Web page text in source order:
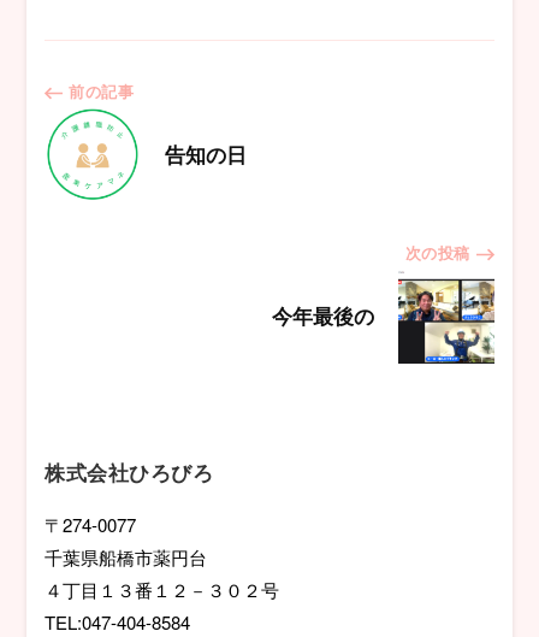
投
稿
シ
ョ
ン
前の記事
告知の日
次の投稿
今年最後の
株式会社ひろびろ
〒274-0077
千葉県船橋市薬円台
４丁目１３番１２－３０２号
TEL:047-404-8584